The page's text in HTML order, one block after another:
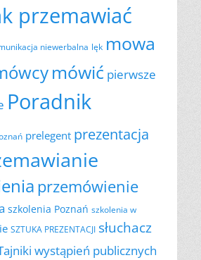
przemawiać
niewerbalna lęk mowa
mówić pierwsze
Poradnik
prelegent prezentacja
przemówienie
szkolenia Poznań szkolenia w
SZTUKA PREZENTACJI słuchacz
wystąpień publicznych